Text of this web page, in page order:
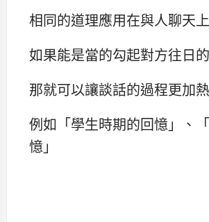
相同的道理應用在與人聊天上
如果能是當的勾起對方往日
那就可以讓談話的過程更加
例如「學生時期的回憶」、
憶」